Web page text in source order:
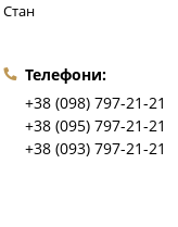
Стан
Телефони:
+38 (098) 797-21-21
+38 (095) 797-21-21
+38 (093) 797-21-21